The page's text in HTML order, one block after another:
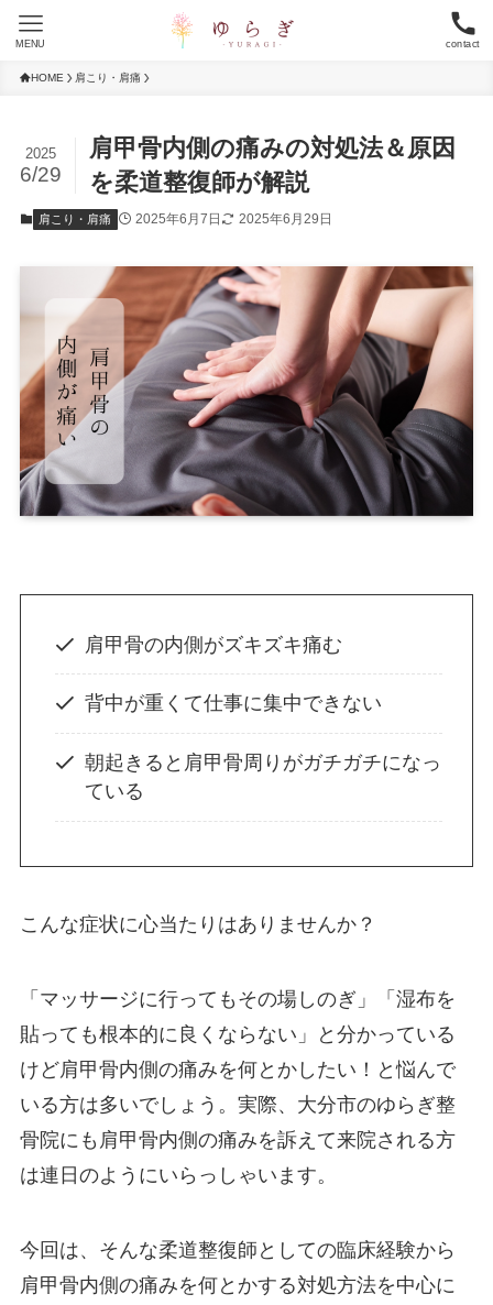
contact
MENU
HOME 肩こり・肩痛
肩甲骨内側の痛みの対処法＆原因
を柔道整復師が解説
2025
6/29
肩こり・肩痛 2025年6月7日 2025年6月29日
肩甲骨の内側がズキズキ痛む
背中が重くて仕事に集中できない
朝起きると肩甲骨周りがガチガチになっ
ている
こんな症状に心当たりはありませんか？
「マッサージに行ってもその場しのぎ」「湿布を
貼っても根本的に良くならない」と分かっている
けど肩甲骨内側の痛みを何とかしたい！と悩んで
いる方は多いでしょう。実際、大分市のゆらぎ整
骨院にも肩甲骨内側の痛みを訴えて来院される方
は連日のようにいらっしゃいます。
今回は、そんな柔道整復師としての臨床経験から
肩甲骨内側の痛みを何とかする対処方法を中心に